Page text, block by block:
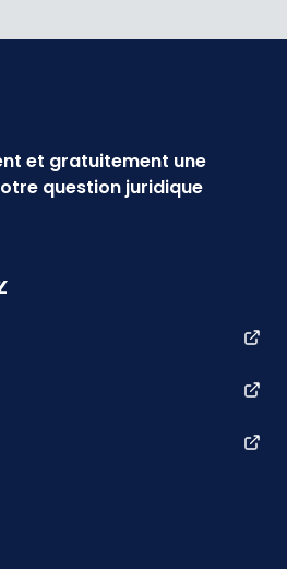
et gratuitement une
question juridique